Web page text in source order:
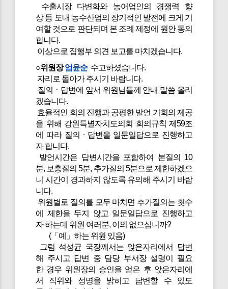
수출시장 다변화와 농어업인의 경쟁력 향
상 등 도내 농수산업의 장기적인 발전에 크게 기
여할 것으로 판단되며 본 조례 제정에 원안 동의
합니다.
이상으로 집행부 의견 보고를 마치겠습니다.
○위원장엄윤순수고하셨습니다.
자리로 돌아가 주시기 바랍니다.
질의ㆍ답변에 앞서 위원님들께 안내 말씀 올리
겠습니다.
효율적인 회의 진행과 공평한 발언 기회의 제공
을 위해 강원특별자치도의회 회의규칙 제59조
에 따라 질의ㆍ답변을 일문일답으로 진행하고
자 합니다.
발언시간은 답변시간을 포함하여 본질의 10
분, 보충질의 5분, 추가질의 5분으로 제한하겠으
니 시간이 경과하지 않도록 유의해 주시기 바랍
니다.
위원별로 질의를 모두 마치면 추가질의는 횟수
에 제한을 두지 않고 일문일답으로 진행하고
자 하는데 위원 여러분, 이의 없으십니까?
(「예」하는 위원 있음)
그럼 석성균 국장께서는 앉은자리에서 답변
해 주시고 답변 중 담당 부서장 설명이 필요
한 경우 위원장의 승인을 얻은 후 앉은자리에
서 직위와 성명을 밝히고 답변할 수 있도